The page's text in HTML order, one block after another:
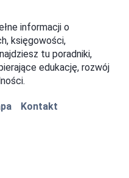
informacji o
księgowości,
tu poradniki,
edukację, rozwój
Kontakt